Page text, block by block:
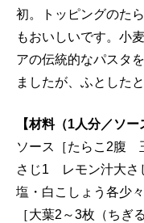
初。トッピングのた
もおいしいです。小
アの伝統的なパスタ
ましたが、ふとした
【材料（1人分／ソー
ソース［たらこ2腹
さじ1 レモン汁大
塩・白こしょう各
［大葉2～3枚（ち